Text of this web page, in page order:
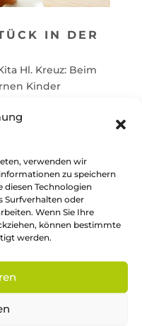
verwenden wir
zu speichern
diesen Technologien
Surfverhalten oder
Wenn Sie Ihre
können bestimmte
werden.
IN DER
Hl. Kreuz: Beim
Kinder
und